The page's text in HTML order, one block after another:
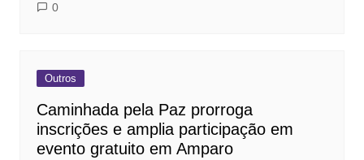
0
Outros
Caminhada pela Paz prorroga
inscrições e amplia participação em
evento gratuito em Amparo